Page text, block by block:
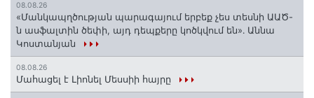
08.08.26
«Մանկապղծության պարագայում երբեք չես տեսնի ԱԱԾ-
ն ասֆալտին ծեփի, այդ դեպքերը կոծկվում են»․ Աննա
Կոստանյան
08.08.26
Մահացել է Լիոնել Մեսսիի հայրը